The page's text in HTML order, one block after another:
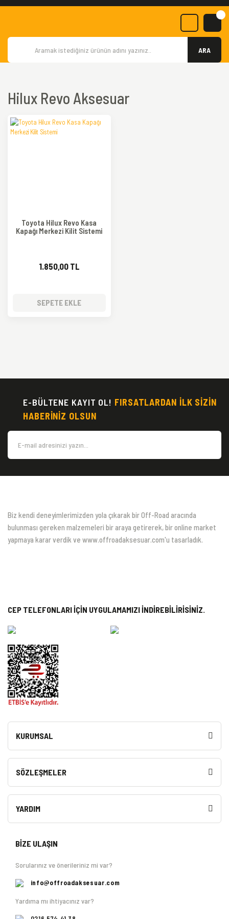
ARA
Hilux Revo Aksesuar
Toyota Hilux Revo Kasa
Kapağı Merkezi Kilit Sistemi
1.850,00 TL
SEPETE EKLE
E-BÜLTENE KAYIT OL! FIRSATLARDAN İLK SİZİN
HABERİNİZ OLSUN
Biz kendi deneyimlerimizden yola çıkarak bir Off-Road aracında
bulunması gereken malzemeleri bir araya getirerek, bir online market
yapmaya karar verdik ve www.offroadaksesuar.com'u tasarladık.
CEP TELEFONLARI İÇİN UYGULAMAMIZI İNDİREBİLİRİSİNİZ.
KURUMSAL
SÖZLEŞMELER
YARDIM
BİZE ULAŞIN
Sorularınız ve önerileriniz mi var?
info@offroadaksesuar.com
Yardıma mı ihtiyacınız var?